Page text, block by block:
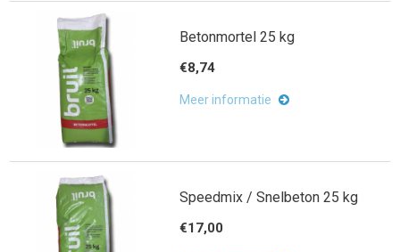
Betonmortel 25 kg
€8,74
Meer informatie
Speedmix / Snelbeton 25 kg
€17,00